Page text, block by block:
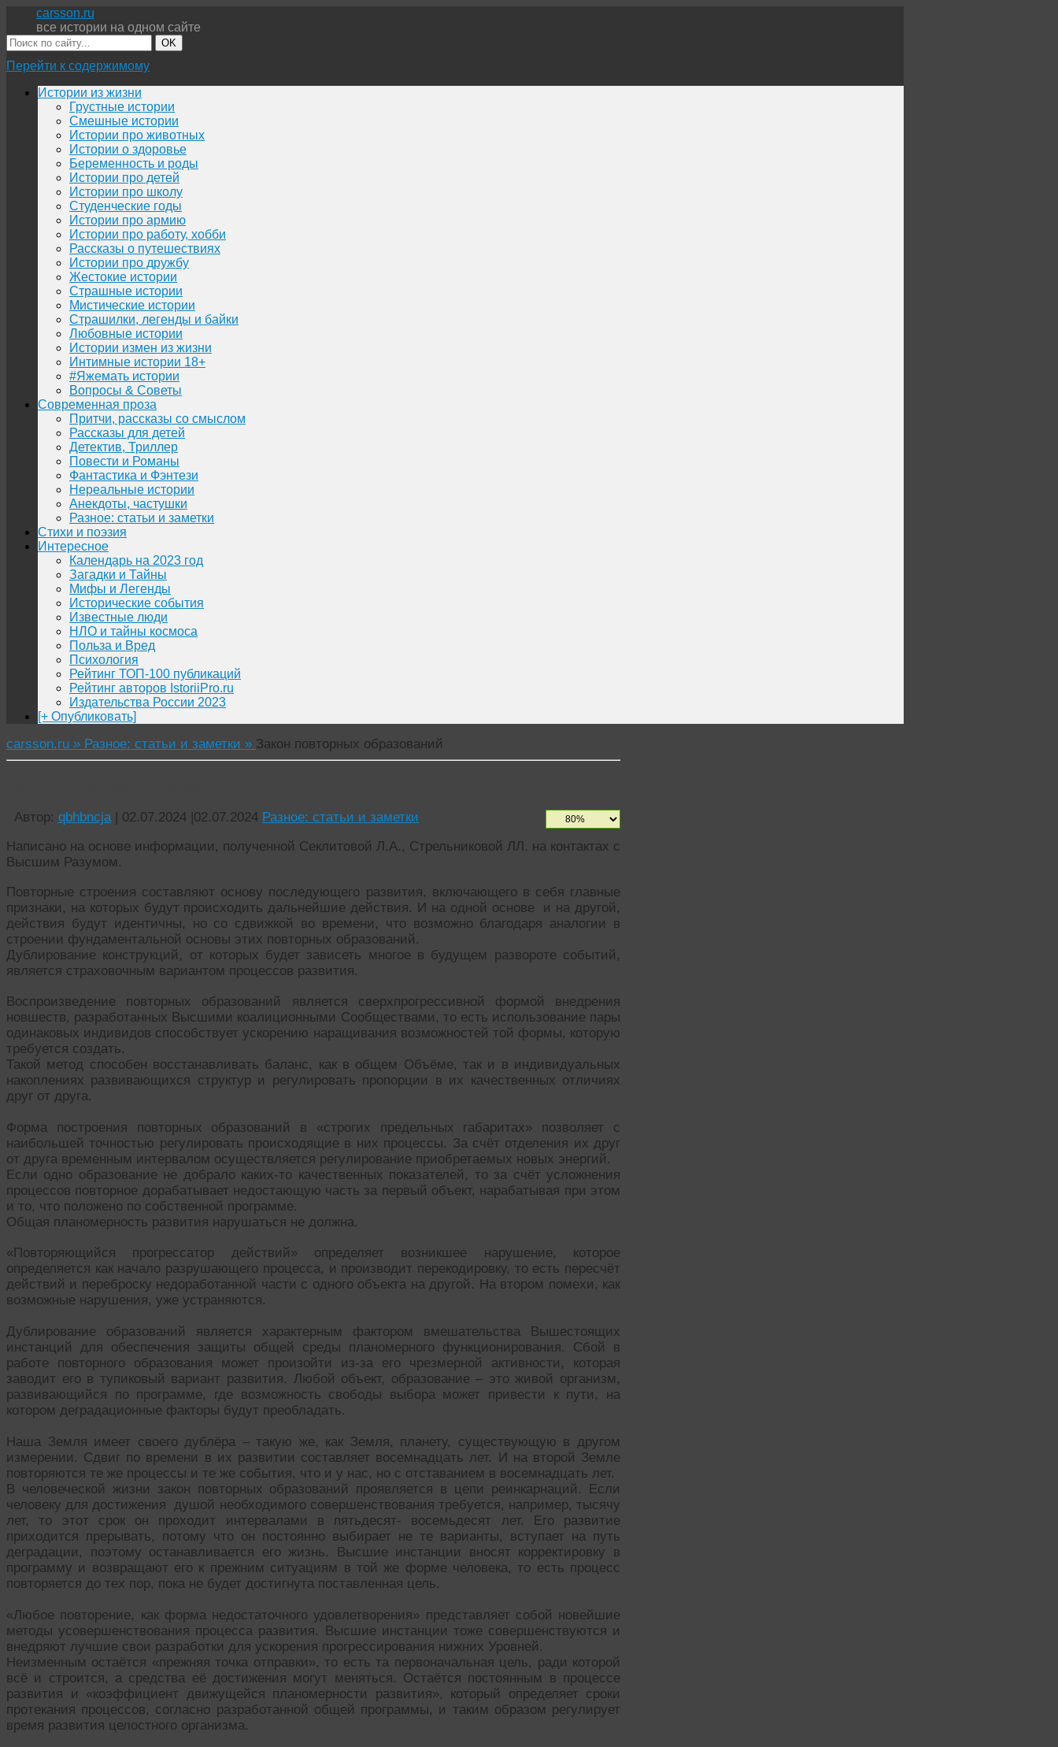
carsson.ru
все истории на одном сайте
OK
Перейти к содержимому
Истории из жизни
Грустные истории
Смешные истории
Истории про животных
Истории о здоровье
Беременность и роды
Истории про детей
Истории про школу
Студенческие годы
Истории про армию
Истории про работу, хобби
Рассказы о путешествиях
Истории про дружбу
Жестокие истории
Страшные истории
Мистические истории
Страшилки, легенды и байки
Любовные истории
Истории измен из жизни
Интимные истории 18+
#Яжемать истории
Вопросы & Советы
Современная проза
Притчи, рассказы со смыслом
Рассказы для детей
Детектив, Триллер
Повести и Романы
Фантастика и Фэнтези
Нереальные истории
Анекдоты, частушки
Разное: статьи и заметки
Стихи и поэзия
Интересное
Календарь на 2023 год
Загадки и Тайны
Мифы и Легенды
Исторические события
Известные люди
НЛО и тайны космоса
Польза и Вред
Психология
Рейтинг ТОП-100 публикаций
Рейтинг авторов IstoriiPro.ru
Издательства России 2023
[+ Опубликовать]
carsson.ru » Разное: статьи и заметки » Закон повторных образований
Автор: qbhbncja | 02.07.2024 |02.07.2024 Разное: статьи и заметки
Написано на основе информации, полученной Секлитовой Л.А., Стрельниковой ЛЛ. на контактах с
Высшим Разумом.
Повторные строения составляют основу последующего развития, включающего в себя главные
признаки, на которых будут происходить дальнейшие действия. И на одной основе и на другой,
действия будут идентичны, но со сдвижкой во времени, что возможно благодаря аналогии в
строении фундаментальной основы этих повторных образований.
Дублирование конструкций, от которых будет зависеть многое в будущем развороте событий,
является страховочным вариантом процессов развития.
Воспроизведение повторных образований является сверхпрогрессивной формой внедрения
новшеств, разработанных Высшими коалиционными Сообществами, то есть использование пары
одинаковых индивидов способствует ускорению наращивания возможностей той формы, которую
требуется создать.
Такой метод способен восстанавливать баланс, как в общем Объёме, так и в индивидуальных
накоплениях развивающихся структур и регулировать пропорции в их качественных отличиях
друг от друга.
Форма построения повторных образований в «строгих предельных габаритах» позволяет с
наибольшей точностью регулировать происходящие в них процессы. За счёт отделения их друг
от друга временным интервалом осуществляется регулирование приобретаемых новых энергий.
Если одно образование не добрало каких-то качественных показателей, то за счёт усложнения
процессов повторное дорабатывает недостающую часть за первый объект, нарабатывая при этом
и то, что положено по собственной программе.
Общая планомерность развития нарушаться не должна.
«Повторяющийся прогрессатор действий» определяет возникшее нарушение, которое
определяется как начало разрушающего процесса, и производит перекодировку, то есть пересчёт
действий и переброску недоработанной части с одного объекта на другой. На втором помехи, как
возможные нарушения, уже устраняются.
Дублирование образований является характерным фактором вмешательства Вышестоящих
инстанций для обеспечения защиты общей среды планомерного функционирования. Сбой в
работе повторного образования может произойти из-за его чрезмерной активности, которая
заводит его в тупиковый вариант развития. Любой объект, образование – это живой организм,
развивающийся по программе, где возможность свободы выбора может привести к пути, на
котором деградационные факторы будут преобладать.
Наша Земля имеет своего дублёра – такую же, как Земля, планету, существующую в другом
измерении. Сдвиг по времени в их развитии составляет восемнадцать лет. И на второй Земле
повторяются те же процессы и те же события, что и у нас, но с отставанием в восемнадцать лет.
В человеческой жизни закон повторных образований проявляется в цепи реинкарнаций. Если
человеку для достижения душой необходимого совершенствования требуется, например, тысячу
лет, то этот срок он проходит интервалами в пятьдесят- восемьдесят лет. Его развитие
приходится прерывать, потому что он постоянно выбирает не те варианты, вступает на путь
деградации, поэтому останавливается его жизнь. Высшие инстанции вносят корректировку в
программу и возвращают его к прежним ситуациям в той же форме человека, то есть процесс
повторяется до тех пор, пока не будет достигнута поставленная цель.
«Любое повторение, как форма недостаточного удовлетворения» представляет собой новейшие
методы усовершенствования процесса развития. Высшие инстанции тоже совершенствуются и
внедряют лучшие свои разработки для ускорения прогрессирования нижних Уровней.
Неизменным остаётся «прежняя точка отправки», то есть та первоначальная цель, ради которой
всё и строится, а средства её достижения могут меняться. Остаётся постоянным в процессе
развития и «коэффициент движущейся планомерности развития», который определяет сроки
протекания процессов, согласно разработанной общей программы, и таким образом регулирует
время развития целостного организма.